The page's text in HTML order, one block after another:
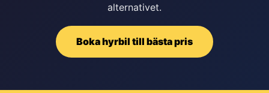
alternativet.
Boka hyrbil till bästa pris